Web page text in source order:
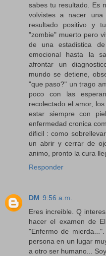
sabes tu resultado. Es
volvistes a nacer
resultado positivo y
"zombie" muerto pero
de una estadistica
emocional hasta la
afrontar un
mundo se detiene,
"que paso?" un trago
poco con las
recolectado el amor,
estar siempre con
enfermedad cronica
dificil : como
un abrir y cerrar de
animo, pronto la cura
Responder
DM 9:56 a.m.
Eres increible. Q
hacer el examen de
"Enfermo de
persona en un lugar
a otro ser humano...